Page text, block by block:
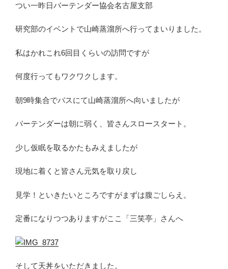
つい一昨日バーテンダー協会名古屋支部
研究部のイベントで山崎蒸溜所へ行ってまいりました。
私はかれこれ6回目くらいの訪問ですが
何度行ってもワクワクします。
朝9時集合でバスにて山崎蒸溜所へ向いましたが
バーテンダーは朝に弱く、皆さんスロースタート。
少し仮眠を取るかたもみえましたが
現地に着くと皆さん元気を取り戻し
見学！といきたいところですがまずは腹ごしらえ。
定番になりつつありますがここ「三笑亭」さんへ
そして天丼をいただきました。